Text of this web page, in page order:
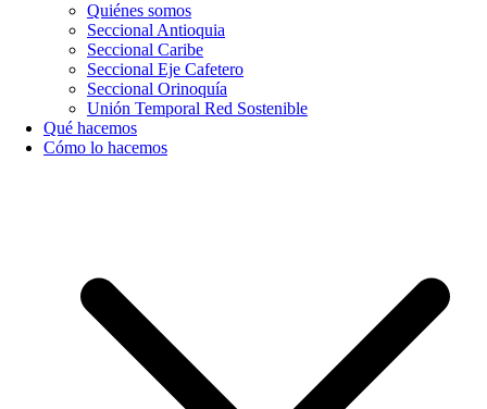
Quiénes somos
Seccional Antioquia
Seccional Caribe
Seccional Eje Cafetero
Seccional Orinoquía
Unión Temporal Red Sostenible
Qué hacemos
Cómo lo hacemos